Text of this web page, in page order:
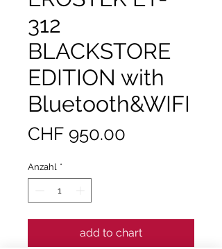
312
BLACKSTORE
EDITION with
Bluetooth&WIFI
CHF 950.00
Anzahl *
add to chart